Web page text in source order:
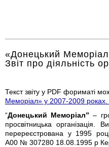
«Донецький
Звіт про діяльність
Текст звіту у PDF фориматі
Меморіал» у 2007-2009 роках.
“Донецький Меморіал” –
просвітницька
перереєстрована у 1995
А00 № 307280 18.08.1995 р